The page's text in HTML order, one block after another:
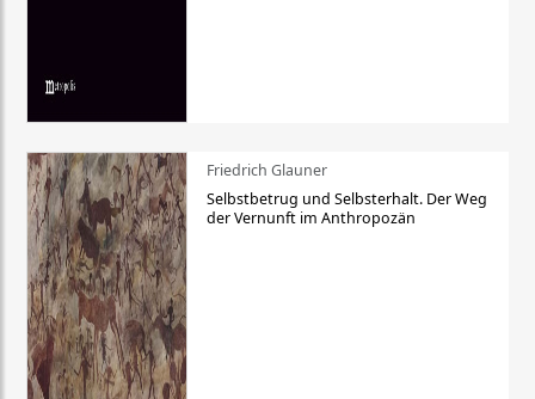
Friedrich Glauner
Selbstbetrug und Selbsterhalt. Der Weg
der Vernunft im Anthropozän